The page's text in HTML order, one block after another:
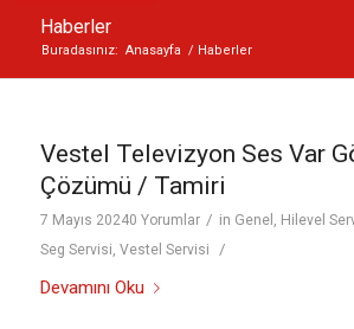
Haberler
Buradasınız: Anasayfa / Haberler
Vestel Televizyon Ses Var
Çözümü / Tamiri
7 Mayıs 20240 Yorumlar / in Genel , Hilevel
Seg Servisi, Vestel Servisi /
Devamını Oku